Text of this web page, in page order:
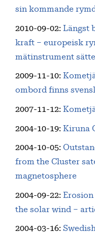
sin kommande
2010-09-02:
Längst
kraft – europeisk
mätinstrument
2009-11-10:
ombord finns
2007-11-12:
2004-10-19: Kiruna
2004-10-05:
from the Cluster
magnetosphere
2004-09-22:
the solar wind –
2004-03-16: